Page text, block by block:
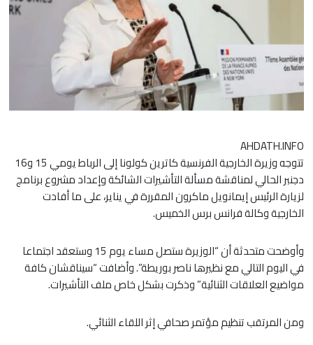
AHDATH.INFO
تتوجه وزيرة الخارجية الفرنسية كاترين كولونا إلى الرباط يومي 15 و16
دجنبر الحالي لمناقشة مسألة التأشيرات الشائكة وإعداد مشروع برنامج
لزيارة الرئيس إيمانويل ماكرون المقررة في يناير، على ما أفادت
الخارجية وكالة فرانس برس الخميس.
وأوضحت متحدثة أن “الوزيرة ستصل مساء يوم 15 وستعقد اجتماعا
في اليوم التالي مع نظيرها ناصر بوريطة”. وأضافت “سيناقشان كافة
مواضيع العلاقات الثنائية” وذكرت بشكل خاص ملف التأشيرات.
ومن المرتقب تنظيم مؤتمر صحافي إثر اللقاء الثنائي.